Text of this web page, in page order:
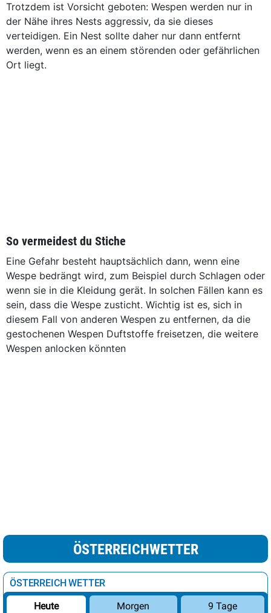
Trotzdem ist Vorsicht geboten: Wespen werden nur in
der Nähe ihres Nests aggressiv, da sie dieses
verteidigen. Ein Nest sollte daher nur dann entfernt
werden, wenn es an einem störenden oder gefährlichen
Ort liegt.
So vermeidest du Stiche
Eine Gefahr besteht hauptsächlich dann, wenn eine
Wespe bedrängt wird, zum Beispiel durch Schlagen oder
wenn sie in die Kleidung gerät. In solchen Fällen kann es
sein, dass die Wespe zusticht. Wichtig ist es, sich in
diesem Fall von anderen Wespen zu entfernen, da die
gestochenen Wespen Duftstoffe freisetzen, die weitere
Wespen anlocken könnten
ÖSTERREICHWETTER
ÖSTERREICH WETTER
Heute Morgen 9 Tage